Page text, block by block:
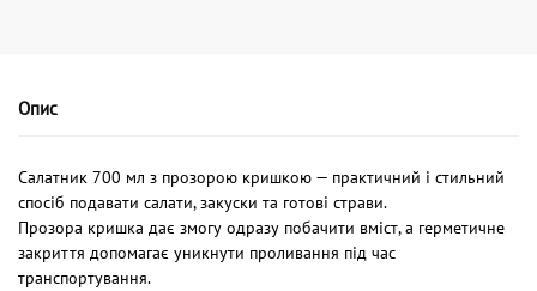
Опис
Салатник 700 мл з прозорою кришкою — практичний і стильний
спосіб подавати салати, закуски та готові страви.
Прозора кришка дає змогу одразу побачити вміст, а герметичне
закриття допомагає уникнути проливання під час
транспортування.